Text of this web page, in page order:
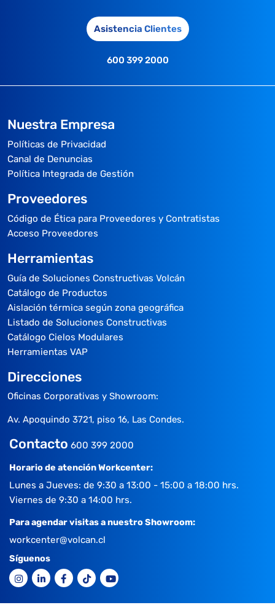
Asistencia Clientes
600 399 2000
Nuestra Empresa
Políticas de Privacidad
Canal de Denuncias
Política Integrada de Gestión
Proveedores
Código de Ética para Proveedores y Contratistas
Acceso Proveedores
Herramientas
Guía de Soluciones Constructivas Volcán
Catálogo de Productos
Aislación térmica según zona geográfica
Listado de Soluciones Constructivas
Catálogo Cielos Modulares
Herramientas VAP
Direcciones
Oficinas Corporativas y Showroom:
Av. Apoquindo 3721, piso 16, Las Condes.
Contacto 600 399 2000
Horario de atención Workcenter:
Lunes a Jueves: de 9:30 a 13:00 - 15:00 a 18:00 hrs.
Viernes de 9:30 a 14:00 hrs.
Para agendar visitas a nuestro Showroom:
workcenter@volcan.cl
Síguenos